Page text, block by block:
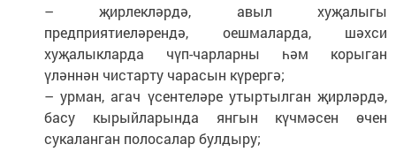
– җирлекләрдә, авыл хуҗалыгы
предприятиеләрендә, оешмаларда, шәхси
хуҗалыкларда чүп-чарларны һәм корыган
үләннән чистарту чарасын күрергә;
– урман, агач үсентеләре утыртылган җирләрдә,
басу кырыйларында янгын күчмәсен өчен
сукаланган полосалар булдыру;